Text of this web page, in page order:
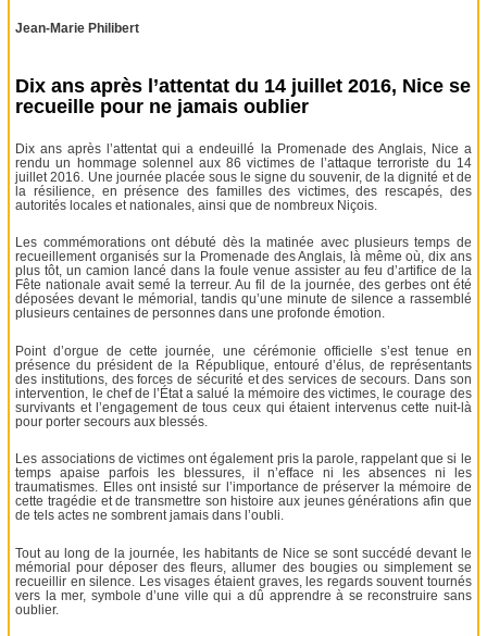
Jean-Marie Philibert
Dix ans après l’attentat du 14 juillet 2016, Nice se
recueille pour ne jamais oublier
Dix ans après l’attentat qui a endeuillé la Promenade des Anglais, Nice a
rendu un hommage solennel aux 86 victimes de l’attaque terroriste du 14
juillet 2016. Une journée placée sous le signe du souvenir, de la dignité et de
la résilience, en présence des familles des victimes, des rescapés, des
autorités locales et nationales, ainsi que de nombreux Niçois.
Les commémorations ont débuté dès la matinée avec plusieurs temps de
recueillement organisés sur la Promenade des Anglais, là même où, dix ans
plus tôt, un camion lancé dans la foule venue assister au feu d’artifice de la
Fête nationale avait semé la terreur. Au fil de la journée, des gerbes ont été
déposées devant le mémorial, tandis qu’une minute de silence a rassemblé
plusieurs centaines de personnes dans une profonde émotion.
Point d’orgue de cette journée, une cérémonie officielle s’est tenue en
présence du président de la République, entouré d’élus, de représentants
des institutions, des forces de sécurité et des services de secours. Dans son
intervention, le chef de l’État a salué la mémoire des victimes, le courage des
survivants et l’engagement de tous ceux qui étaient intervenus cette nuit-là
pour porter secours aux blessés.
Les associations de victimes ont également pris la parole, rappelant que si le
temps apaise parfois les blessures, il n’efface ni les absences ni les
traumatismes. Elles ont insisté sur l’importance de préserver la mémoire de
cette tragédie et de transmettre son histoire aux jeunes générations afin que
de tels actes ne sombrent jamais dans l’oubli.
Tout au long de la journée, les habitants de Nice se sont succédé devant le
mémorial pour déposer des fleurs, allumer des bougies ou simplement se
recueillir en silence. Les visages étaient graves, les regards souvent tournés
vers la mer, symbole d’une ville qui a dû apprendre à se reconstruire sans
oublier.